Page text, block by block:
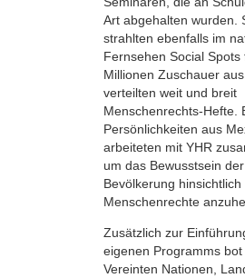
Art abgehalten wurden.
strahlten ebenfalls im
Fernsehen Social Spots
Millionen Zuschauer
verteilten weit und breit
Menschenrechts-Hefte.
Persönlichkeiten aus
arbeiteten mit YHR
um das Bewusstsein der
Bevölkerung hinsichtlich
Menschenrechte
Zusätzlich zur
eigenen Programms bot
Vereinten Nationen,